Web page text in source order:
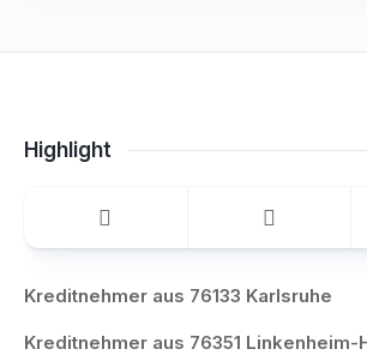
Highlight
Kreditnehmer aus 76133 Karlsruhe
Kreditnehmer aus 76351 Linkenheim-